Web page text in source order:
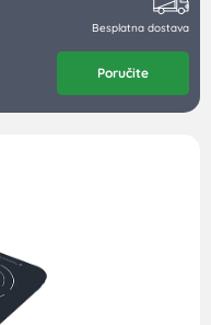
Besplatna dostava
Poručite